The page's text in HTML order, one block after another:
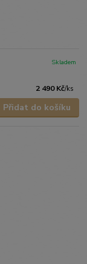
2 490 Kč/ks
Skladem
Přidat do košíku